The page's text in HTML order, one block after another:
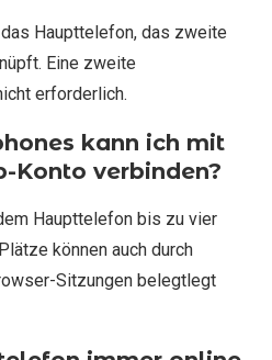
Haupttelefon, das zweite
Eine zweite
erforderlich.
kann ich mit
Konto verbinden?
Haupttelefon bis zu vier
können auch durch
Sitzungen belegtlegt